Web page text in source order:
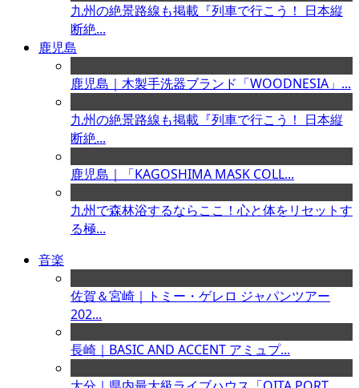
九州の絶景路線も掲載『列車で行こう！ 日本縦
断絶...
鹿児島
鹿児島｜木製手洗器ブランド「WOODNESIA」...
九州の絶景路線も掲載『列車で行こう！ 日本縦
断絶...
鹿児島｜「KAGOSHIMA MASK COLL...
九州で森林浴するならここ！心と体をリセットす
る極...
音楽
佐賀＆宮崎｜トミー・ゲレロ ジャパンツアー
202...
長崎｜BASIC AND ACCENT アミュプ...